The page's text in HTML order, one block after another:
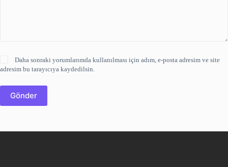
Daha sonraki yorumlarımda kullanılması için adım, e-posta adresim ve site
adresim bu tarayıcıya kaydedilsin.
Gönder